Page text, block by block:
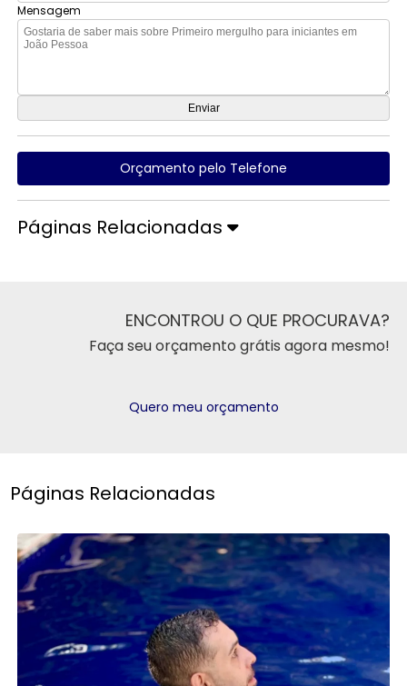
Mensagem
Orçamento pelo Telefone
Páginas Relacionadas
ENCONTROU O QUE PROCURAVA?
Faça seu orçamento grátis agora mesmo!
Quero meu orçamento
Páginas Relacionadas